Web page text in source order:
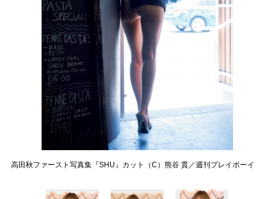
高田秋ファースト写真集『SHU』カット（C）熊谷 貫／週刊プレイボーイ